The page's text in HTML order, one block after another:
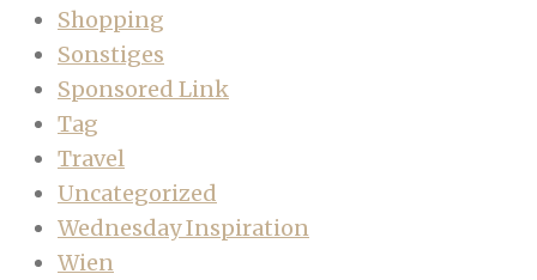
Shopping
Sonstiges
Sponsored Link
Tag
Travel
Uncategorized
Wednesday Inspiration
Wien